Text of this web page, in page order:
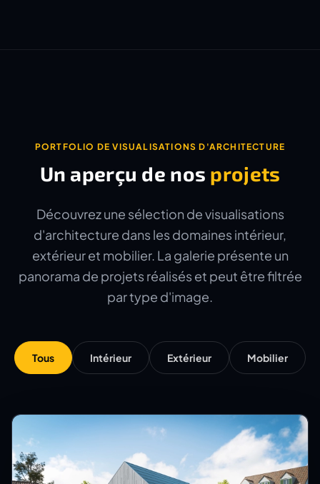
PORTFOLIO DE VISUALISATIONS D'ARCHITECTURE
Un aperçu de nos projets
Découvrez une sélection de visualisations
d'architecture dans les domaines intérieur,
extérieur et mobilier. La galerie présente un
panorama de projets réalisés et peut être filtrée
par type d'image.
Tous Intérieur Extérieur Mobilier